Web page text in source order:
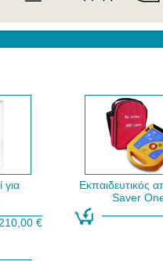
για
210,00 €
Εκπαιδευτικός
Saver